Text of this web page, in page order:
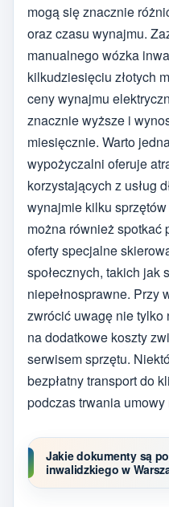
mogą się znacznie
oraz czasu wynajmu.
manualnego wózka
kilkudziesięciu złotych
ceny wynajmu
znacznie wyższe i
miesięcznie. Warto
wypożyczalni oferuje
korzystających z usług
wynajmie kilku
można również spotkać
oferty specjalne
społecznych, takich jak
niepełnosprawne. Przy
zwrócić uwagę nie tylko
na dodatkowe koszty
serwisem sprzętu.
bezpłatny transport do
podczas trwania umowy
Jakie dokumenty są
inwalidzkiego w